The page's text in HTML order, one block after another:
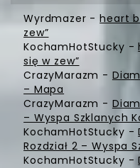
Wyrdmazer -heart
zew”
KochamHotStucky -
się w zew”
CrazyMarazm -
– Mapa
CrazyMarazm -
– Wyspa Szklanych
KochamHotStucky -
Rozdział 2 – Wyspa
KochamHotStucky -